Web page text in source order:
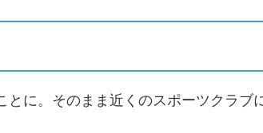
とに。そのまま近くのスポーツクラブ